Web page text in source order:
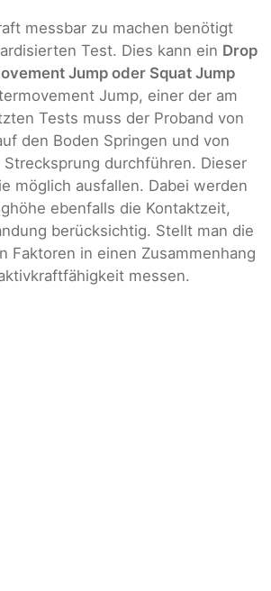
messbar zu machen benötigt
Test. Dies kann ein Drop
Jump oder Squat Jump
Jump, einer der am
Tests muss der Proband von
den Boden Springen und von
durchführen. Dieser
möglich ausfallen. Dabei werden
ebenfalls die Kontaktzeit,
berücksichtig. Stellt man die
Faktoren in einen Zusammenhang
messen.